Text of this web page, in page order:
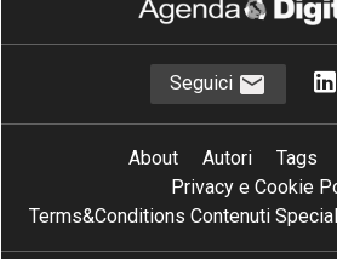
Seguici
About Autori Tags
Privacy e Cookie
Terms&Conditions Contenuti